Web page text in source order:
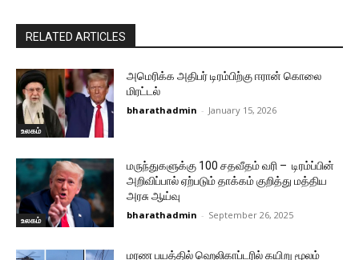
RELATED ARTICLES
உலகம்
அமெரிக்க அதிபர் டிரம்பிற்கு ஈரான் கொலை
மிரட்டல்
bharathadmin - January 15, 2026
உலகம்
மருந்துகளுக்கு 100 சதவீதம் வரி – டிரம்ப்பின்
அறிவிப்பால் ஏற்படும் தாக்கம் குறித்து மத்திய
அரசு ஆய்வு
bharathadmin - September 26, 2025
மரண பயத்தில் ஹெலிகாப்டரில் கயிறு மூலம்